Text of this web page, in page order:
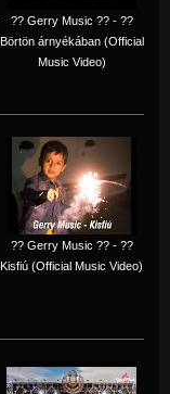
?? Gerry Music ?? - ??
Börtön árnyékában (Official
Music Video)
?? Gerry Music ?? - ??
Kisfiú (Official Music Video)